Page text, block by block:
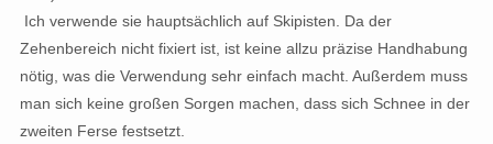
Ich verwende sie hauptsächlich auf Skipisten. Da der
Zehenbereich nicht fixiert ist, ist keine allzu präzise Handhabung
nötig, was die Verwendung sehr einfach macht. Außerdem muss
man sich keine großen Sorgen machen, dass sich Schnee in der
zweiten Ferse festsetzt.